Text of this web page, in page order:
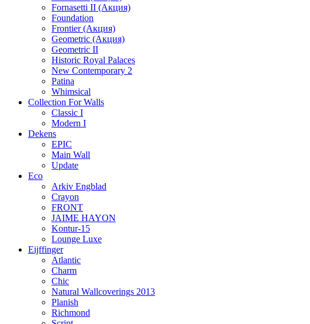
Fornasetti II (Акция)
Foundation
Frontier (Акция)
Geometric (Акция)
Geometric II
Historic Royal Palaces
New Contemporary 2
Patina
Whimsical
Collection For Walls
Classic I
Modern I
Dekens
EPIC
Main Wall
Update
Eco
Arkiv Engblad
Crayon
FRONT
JAIME HAYON
Kontur-15
Lounge Luxe
Eijffinger
Atlantic
Charm
Chic
Natural Wallcoverings 2013
Planish
Richmond